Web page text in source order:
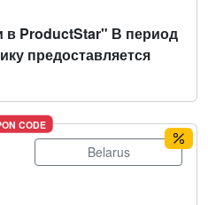
ProductStar" В период
предоставляется
CODE
Belarus